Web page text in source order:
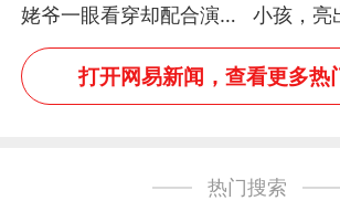
姥爷一眼看穿却配合演出
网友：姥爷的演技我打满
分
小孩，亮
一键静音
打开网易新闻，查看更多热
热门搜索